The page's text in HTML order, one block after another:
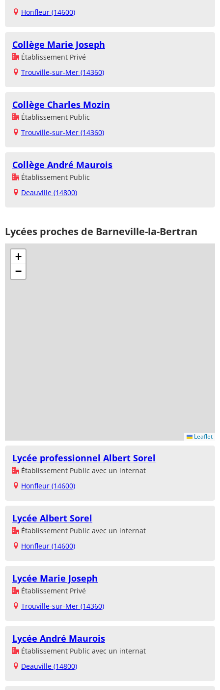
Honfleur (14600)
Collège Marie Joseph
Établissement Privé
Trouville-sur-Mer (14360)
Collège Charles Mozin
Établissement Public
Trouville-sur-Mer (14360)
Collège André Maurois
Établissement Public
Deauville (14800)
Lycées proches de Barneville-la-Bertran
+
−
Leaflet
Lycée professionnel Albert Sorel
Établissement Public avec un internat
Honfleur (14600)
Lycée Albert Sorel
Établissement Public avec un internat
Honfleur (14600)
Lycée Marie Joseph
Établissement Privé
Trouville-sur-Mer (14360)
Lycée André Maurois
Établissement Public avec un internat
Deauville (14800)